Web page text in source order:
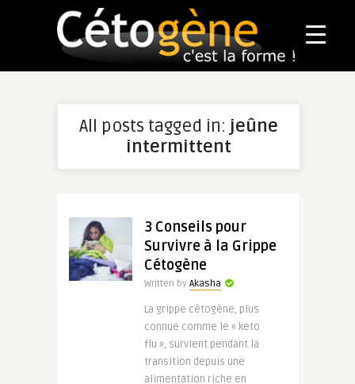
All posts tagged in: jeûne
intermittent
3 Conseils pour
Survivre à la Grippe
Cétogène
Written by Akasha
La grippe cétogène, plus
connue comme le « keto
flu », survient pendant la
transition depuis une
alimentation riche en